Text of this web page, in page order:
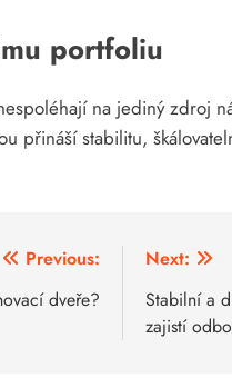
portfoliu
na jediný zdroj
přináší stabilitu,
Previous:
dveře?
Next:
Stabilní a
zajistí